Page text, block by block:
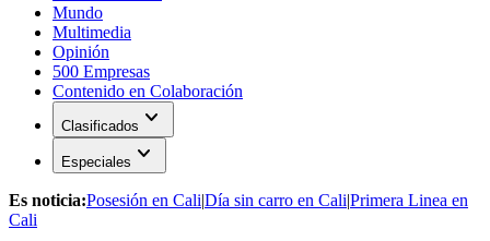
Mundo
Multimedia
Opinión
500 Empresas
Contenido en Colaboración
Clasificados expand_more
Especiales expand_more
Es noticia:Posesión en Cali|Día sin carro en Cali|Primera Linea en
Cali